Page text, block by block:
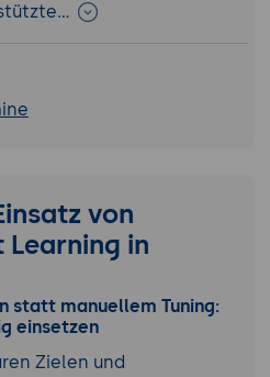
von
Learning in
statt manuellem Tuning:
einsetzen
Zielen und